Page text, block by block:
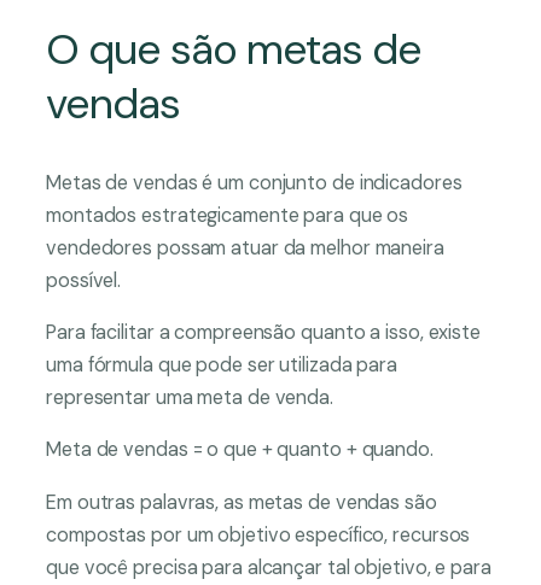
O que são metas de
vendas
Metas de vendas é um conjunto de indicadores
montados estrategicamente para que os
vendedores possam atuar da melhor maneira
possível.
Para facilitar a compreensão quanto a isso, existe
uma fórmula que pode ser utilizada para
representar uma meta de venda.
Meta de vendas = o que + quanto + quando.
Em outras palavras, as metas de vendas são
compostas por um objetivo específico, recursos
que você precisa para alcançar tal objetivo, e para